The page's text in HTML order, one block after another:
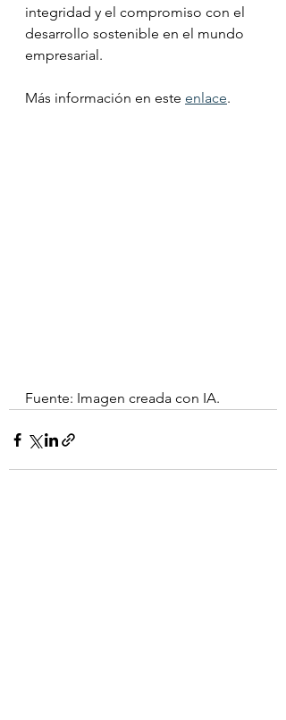
integridad y el compromiso con el
desarrollo sostenible en el mundo
empresarial.
Más información en este enlace.
Fuente: Imagen creada con IA.